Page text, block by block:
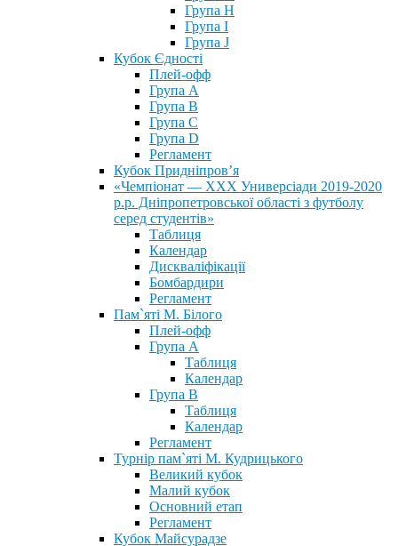
Група H
Група I
Група J
Кубок Єдності
Плей-офф
Група А
Група В
Група С
Група D
Регламент
Кубок Придніпров’я
«Чемпіонат — ХХХ Универсіади 2019-2020
р.р. Дніпропетровської області з футболу
серед студентів»
Таблиця
Календар
Дискваліфікації
Бомбардири
Регламент
Пам`яті М. Білого
Плей-офф
Група А
Таблиця
Календар
Група В
Таблиця
Календар
Регламент
Турнір пам`яті М. Кудрицького
Великий кубок
Малий кубок
Основний етап
Регламент
Кубок Майсурадзе